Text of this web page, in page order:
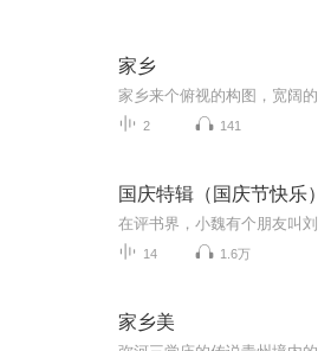
家乡
2 141
国庆特辑（国庆节快乐）
14 1.6万
家乡美